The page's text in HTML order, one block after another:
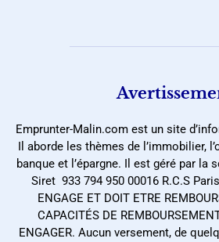
Emprunter-Malin.com est un site
Il aborde les thèmes de l’immobilier,
banque et l’épargne. Il est géré par la
Siret 933 794 950 00016 R.C.S
ENGAGE ET DOIT ETRE
CAPACITÉS DE
ENGAGER. Aucun versement, de